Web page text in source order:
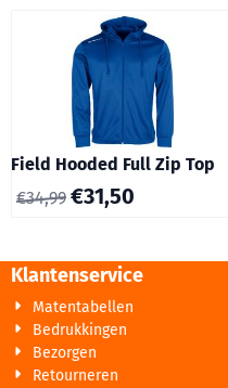
Field Hooded Full Zip Top
€34,99 €31,50
Klantenservice
Matentabellen
Bedrukkingen
Bezorgen
Retourneren